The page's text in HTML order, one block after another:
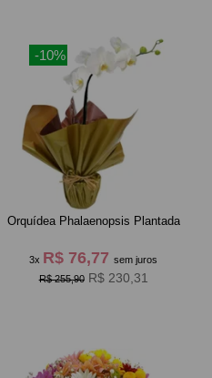
-10%
Orquídea Phalaenopsis Plantada
3x R$ 76,77sem juros
R$ 255,90 R$ 230,31